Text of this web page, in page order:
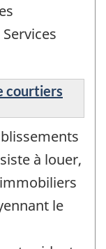
courtiers
à louer,
le